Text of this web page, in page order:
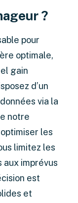
?
pour
optimale,
gain
d’un
via la
notre
les
limitez les
aux imprévus
est
et